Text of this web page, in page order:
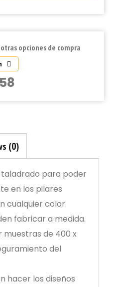
opciones de compra
(0)
para poder
en los pilares
cualquier color.
fabricar a medida.
muestras de 400 x
del
hacer los diseños